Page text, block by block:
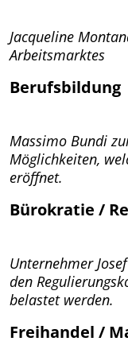
Jacqueline
Arbeitsmarktes
Berufsbildung
Massimo Bundi
Möglichkeiten,
eröffnet.
Bürokratie /
Unternehmer
den
belastet werden.
Freihandel /